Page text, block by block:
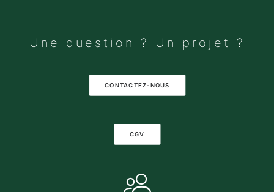
Une question ? Un projet ?
CONTACTEZ-NOUS
CGV